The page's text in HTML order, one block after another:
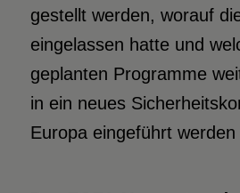
gestellt werden, worauf
eingelassen hatte und
geplanten Programme
in ein neues
Europa eingeführt werden